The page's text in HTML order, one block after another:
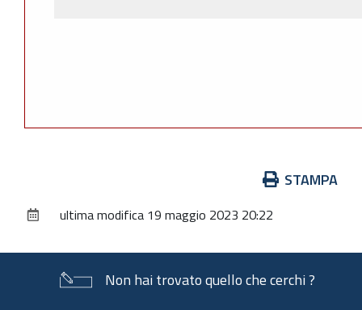
documento
STAMPA
ultima modifica 19 maggio 2023 20:22
Non hai trovato quello che cerchi ?